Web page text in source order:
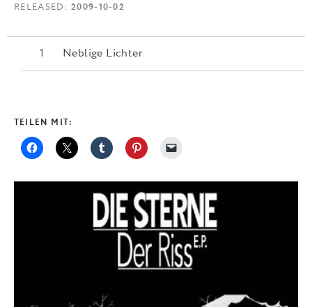
RELEASED 2009-10-02
Neblige Lichter
TEILEN MIT: